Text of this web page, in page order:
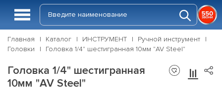
Главная Каталог ИНСТРУМЕНТ
Ручной инструмент
Головки
Головка 1/4" шестигранная 10мм "AV Steel"
Головка 1/4" шестигранная
10мм "AV Steel"